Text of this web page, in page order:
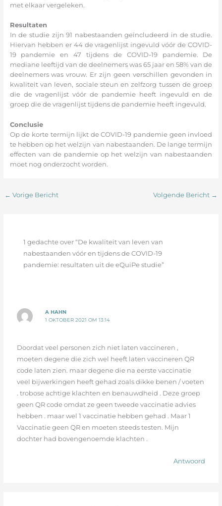
met elkaar vergeleken.
Resultaten
In de studie zijn 91 nabestaanden geïncludeerd in de studie.
Hiervan hebben er 44 de vragenlijst ingevuld vóór de COVID-
19 pandemie en 47 tijdens de COVID-19 pandemie. De
mediane leeftijd van de deelnemers was 65 jaar en 58% van de
deelnemers was vrouw. Er zijn geen verschillen gevonden in
kwaliteit van leven, sociale steun en zelfzorg tussen de groep
die de vragenlijst vóór de pandemie heeft ingevuld en de
groep die de vragenlijst tijdens de pandemie heeft ingevuld.
Conclusie
Op de korte termijn lijkt de COVID-19 pandemie geen invloed
te hebben op het welzijn van nabestaanden. De lange termijn
effecten van de pandemie op het welzijn van nabestaanden
moet nog onderzocht worden.
← Vorige Bericht Volgende Bericht →
1 gedachte over “De kwaliteit van leven van
nabestaanden vóór en tijdens de COVID-19
pandemie: resultaten uit de eQuiPe studie”
A HAHN
1 OKTOBER 2021 OM 13:14
Doordat veel personen zich niet laten vaccineren ,
moeten degene die zich wel heeft laten vaccineren QR
code laten zien. maar degene die na eerste vaccinatie
veel bijwerkingen heeft gehad zoals dikke benen / voeten
. trobose achtige klachten en benauwdheid . Deze groep
geen QR code omdat ze geen tweede vaccinatie advies
hebben . maar wel 1 vaccinatie hebben gehad . Maar 1
Vaccinatie geen QR en moeten steeds testen. Mijn
dochter had bovengenoemde klachten .
Antwoord